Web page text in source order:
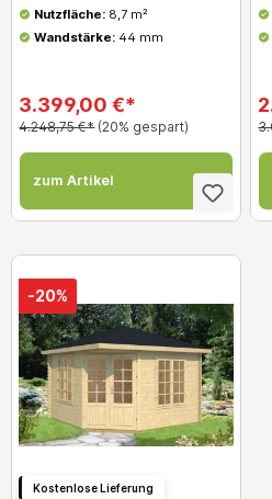
Nutzfläche:8,7 m²
Wandstärke: 44 mm
3.399,00 €*
4.248,75 €* (20% gespart)
zum Artikel
-20%
Kostenlose Lieferung